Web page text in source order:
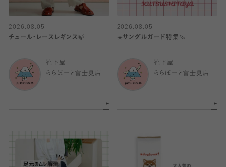
2026.08.05
チュール・レースレギンス🍃
靴下屋
ららぽーと富士見店
2026.08.05
☀️サンダルガード特集🩴
靴下屋
ららぽーと富士見店